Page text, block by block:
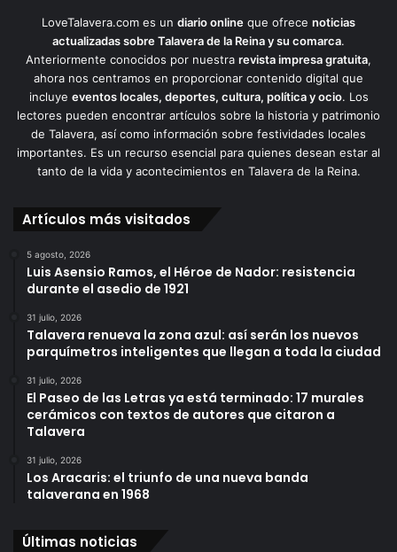
LoveTalavera.com es un diario online que ofrece noticias
actualizadas sobre Talavera de la Reina y su comarca.
Anteriormente conocidos por nuestra revista impresa gratuita,
ahora nos centramos en proporcionar contenido digital que
incluye eventos locales, deportes, cultura, política y ocio. Los
lectores pueden encontrar artículos sobre la historia y patrimonio
de Talavera, así como información sobre festividades locales
importantes. Es un recurso esencial para quienes desean estar al
tanto de la vida y acontecimientos en Talavera de la Reina.
Artículos más visitados
5 agosto, 2026
Luis Asensio Ramos, el Héroe de Nador: resistencia
durante el asedio de 1921
31 julio, 2026
Talavera renueva la zona azul: así serán los nuevos
parquímetros inteligentes que llegan a toda la ciudad
31 julio, 2026
El Paseo de las Letras ya está terminado: 17 murales
cerámicos con textos de autores que citaron a
Talavera
31 julio, 2026
Los Aracaris: el triunfo de una nueva banda
talaverana en 1968
Últimas noticias